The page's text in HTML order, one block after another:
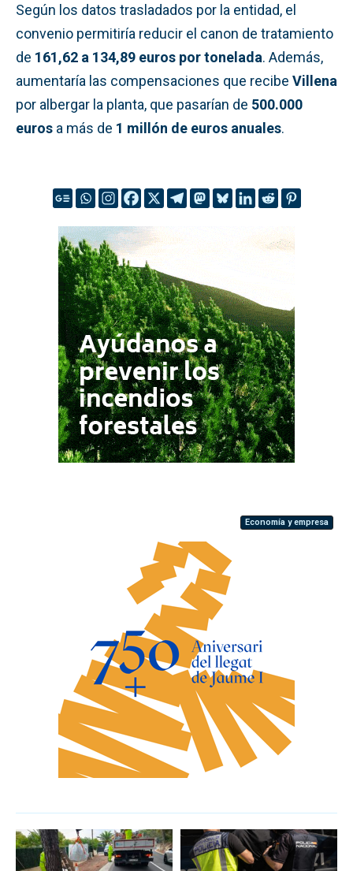
Según los datos trasladados por la entidad, el
convenio permitiría reducir el canon de tratamiento
de 161,62 a 134,89 euros por tonelada. Además,
aumentaría las compensaciones que recibe Villena
por albergar la planta, que pasarían de 500.000
euros a más de 1 millón de euros anuales.
Economía y empresa